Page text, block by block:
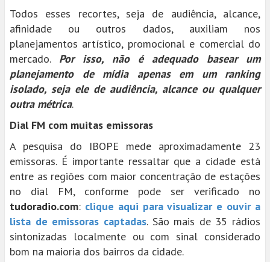
Todos esses recortes, seja de audiência, alcance,
afinidade ou outros dados, auxiliam nos
planejamentos artístico, promocional e comercial do
mercado. Por isso, não é adequado basear um
planejamento de mídia apenas em um ranking
isolado, seja ele de audiência, alcance ou qualquer
outra métrica.
Dial FM com muitas emissoras
A pesquisa do IBOPE mede aproximadamente 23
emissoras. É importante ressaltar que a cidade está
entre as regiões com maior concentração de estações
no dial FM, conforme pode ser verificado no
tudoradio.com: clique aqui para visualizar e ouvir a
lista de emissoras captadas. São mais de 35 rádios
sintonizadas localmente ou com sinal considerado
bom na maioria dos bairros da cidade.